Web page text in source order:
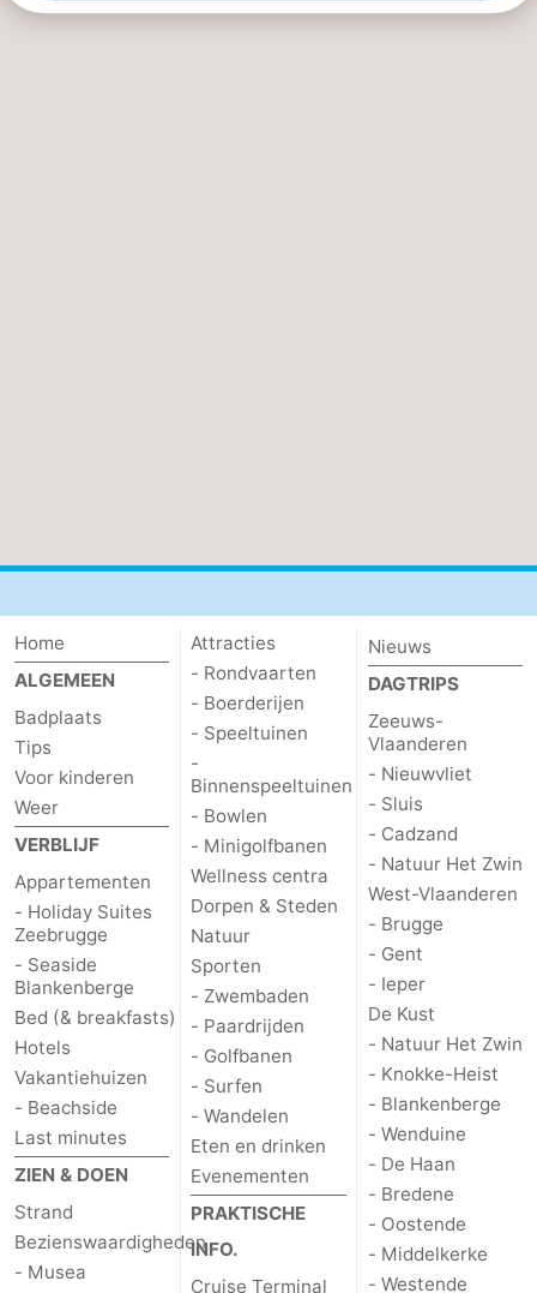
Home
ALGEMEEN
Badplaats
Tips
Voor kinderen
Weer
VERBLIJF
Appartementen
- Holiday Suites
Zeebrugge
- Seaside
Blankenberge
Bed (& breakfasts)
Hotels
Vakantiehuizen
- Beachside
Last minutes
ZIEN & DOEN
Strand
Bezienswaardigheden
- Musea
Attracties
- Rondvaarten
- Boerderijen
- Speeltuinen
-
Binnenspeeltuinen
- Bowlen
- Minigolfbanen
Wellness centra
Dorpen & Steden
Natuur
Sporten
- Zwembaden
- Paardrijden
- Golfbanen
- Surfen
- Wandelen
Eten en drinken
Evenementen
PRAKTISCHE
INFO.
Cruise Terminal
Nieuws
DAGTRIPS
Zeeuws-
Vlaanderen
- Nieuwvliet
- Sluis
- Cadzand
- Natuur Het Zwin
West-Vlaanderen
- Brugge
- Gent
- Ieper
De Kust
- Natuur Het Zwin
- Knokke-Heist
- Blankenberge
- Wenduine
- De Haan
- Bredene
- Oostende
- Middelkerke
- Westende